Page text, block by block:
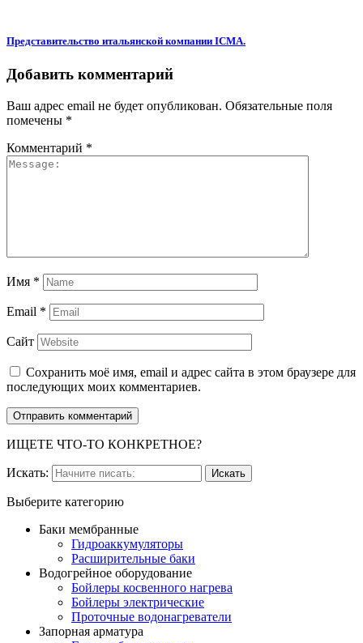
Представительство итальянской компании ICMA.
Добавить комментарий
Ваш адрес email не будет опубликован. Обязательные поля
помечены *
Комментарий *
Имя *
Email *
Сайт
Сохранить моё имя, email и адрес сайта в этом браузере для
последующих моих комментариев.
ИЩЕТЕ ЧТО-ТО КОНКРЕТНОЕ?
Искать:
Выберите категорию
Баки мембранные
Гидроаккумуляторы
Расширительные баки
Водогрейное оборудование
Бойлеры косвенного нагрева
Бойлеры электрические
Проточные водонагреватели
Запорная арматура